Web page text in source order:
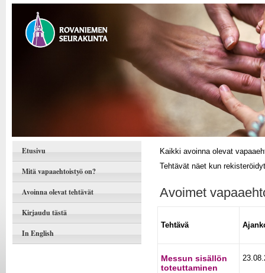
Etusivu
Mitä vapaaehtoistyö on?
Avoinna olevat tehtävät
Kirjaudu tästä
In English
Kaikki avoinna olevat
Tehtävät näet kun
Avoimet
Tehtävä
Messun sisällön
toteuttaminen